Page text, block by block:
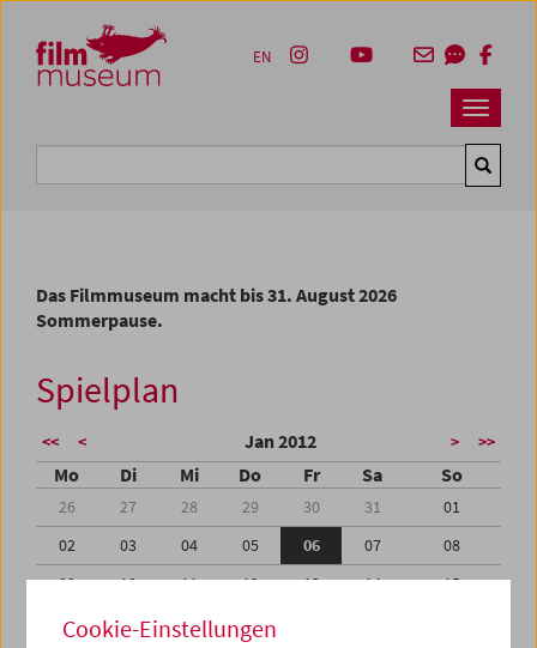
Zum Inhalt
Zum Hauptmenü
Zur Servicenavigation
Zum Suche
Navbar
EN
Das Filmmuseum macht bis 31. August 2026
Sommerpause.
Spielplan
<< < Jan 2012 > >>
Mo Di Mi Do Fr Sa So
26 27 28 29 30 31
01
02
03 04 05 06 07
08
09
10 11 12 13 14
15
16
17 18 19
Cookie-Einstellungen